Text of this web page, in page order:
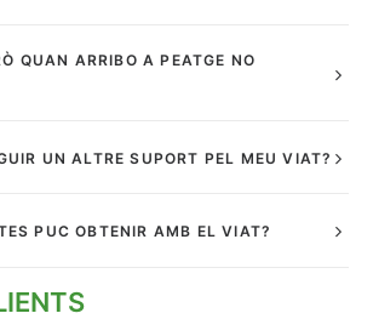
QUAN ARRIBO A PEATGE NO
UN ALTRE SUPORT PEL MEU VIAT?
PUC OBTENIR AMB EL VIAT?